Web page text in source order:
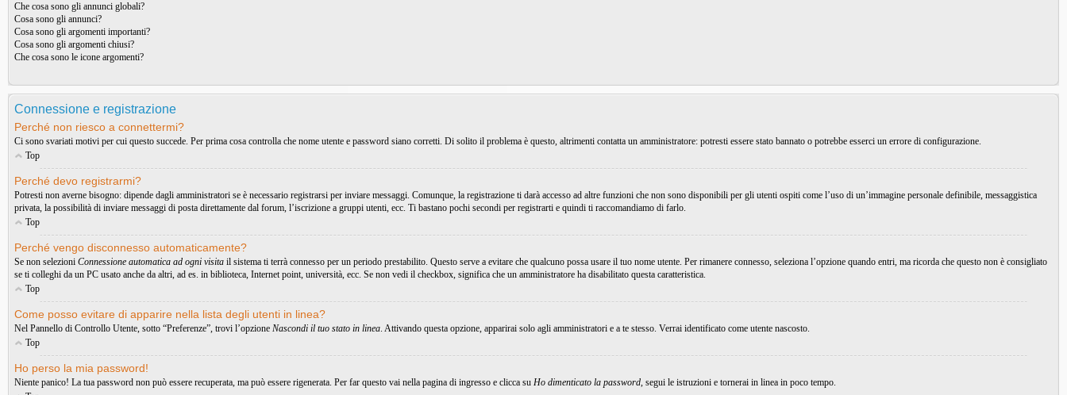
Che cosa sono gli annunci globali?
Cosa sono gli annunci?
Cosa sono gli argomenti importanti?
Cosa sono gli argomenti chiusi?
Che cosa sono le icone argomenti?
Connessione e registrazione
Perché non riesco a connettermi?
Ci sono svariati motivi per cui questo succede. Per prima cosa controlla che nome utente e password siano corretti. Di solito il problema è questo, altrimenti contatta un amministratore: potresti essere stato bannato o potrebbe esserci un errore di configurazione.
Top
Perché devo registrarmi?
Potresti non averne bisogno: dipende dagli amministratori se è necessario registrarsi per inviare messaggi. Comunque, la registrazione ti darà accesso ad altre funzioni che non sono disponibili per gli utenti ospiti come l’uso di un’immagine personale definibile, messaggistica
privata, la possibilità di inviare messaggi di posta direttamente dal forum, l’iscrizione a gruppi utenti, ecc. Ti bastano pochi secondi per registrarti e quindi ti raccomandiamo di farlo.
Top
Perché vengo disconnesso automaticamente?
Se non selezioni Connessione automatica ad ogni visita il sistema ti terrà connesso per un periodo prestabilito. Questo serve a evitare che qualcuno possa usare il tuo nome utente. Per rimanere connesso, seleziona l’opzione quando entri, ma ricorda che questo non è consigliato
se ti colleghi da un PC usato anche da altri, ad es. in biblioteca, Internet point, università, ecc. Se non vedi il checkbox, significa che un amministratore ha disabilitato questa caratteristica.
Top
Come posso evitare di apparire nella lista degli utenti in linea?
Nel Pannello di Controllo Utente, sotto “Preferenze”, trovi l’opzione Nascondi il tuo stato in linea. Attivando questa opzione, apparirai solo agli amministratori e a te stesso. Verrai identificato come utente nascosto.
Top
Ho perso la mia password!
Niente panico! La tua password non può essere recuperata, ma può essere rigenerata. Per far questo vai nella pagina di ingresso e clicca su Ho dimenticato la password, segui le istruzioni e tornerai in linea in poco tempo.